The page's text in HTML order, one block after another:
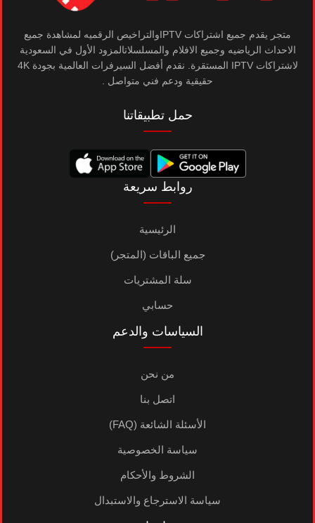
متجر يقدم جميع اشتراكات IPTVوالتراخيص الرقميه لمشاهدة جميع
الاحداث الرياضيه وجميع الافلام والمسلسلاتالمزود الأول في السعودية
لاشتراكات IPTV المستقرة. نقدم أفضل السيرفرات العالمية بجودة 4K
حقيقية ودعم فني متواصل .
حمل تطبيقاتنا
روابط سريعة
الرئيسية
جميع الباقات (المتجر)
سلة المشتريات
حسابي
السياسات والدعم
من نحن
اتصل بنا
الأسئلة الشائعة (FAQ)
سياسة الخصوصية
الشروط والأحكام
سياسة الاسترجاع والاستبدال